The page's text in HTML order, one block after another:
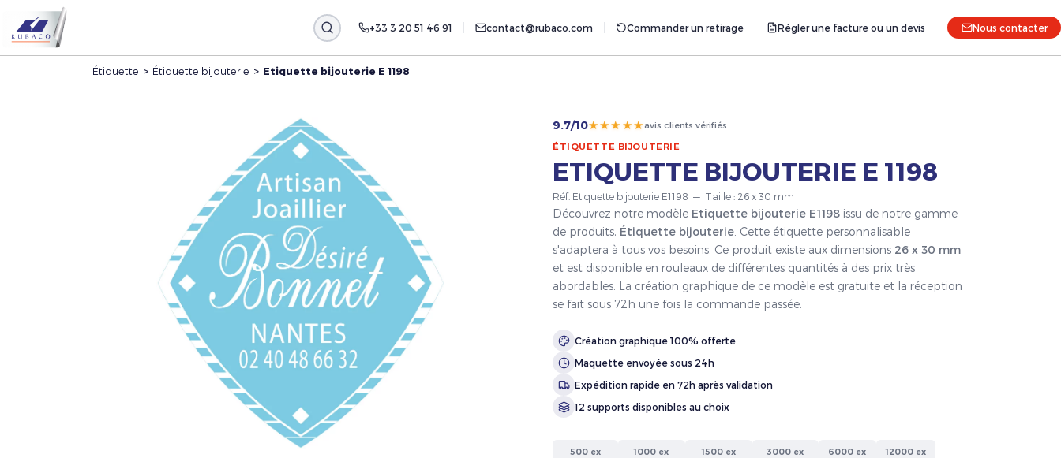
+33 3 20 51 46 91 contact@rubaco.com Commander un retirage Régler une facture ou un devis Nous contacter
Étiquette > Étiquette bijouterie > Etiquette bijouterie E 1198
9.7/10★★★★★avis clients vérifiés
ÉTIQUETTE BIJOUTERIE
ETIQUETTE BIJOUTERIE E 1198
Réf. Etiquette bijouterie E1198 — Taille : 26 x 30 mm
Découvrez notre modèle Etiquette bijouterie E1198 issu de notre gamme
de produits, Étiquette bijouterie . Cette étiquette personnalisable
s'adaptera à tous vos besoins. Ce produit existe aux dimensions 26 x 30 mm
et est disponible en rouleaux de différentes quantités à des prix très
abordables. La création graphique de ce modèle est gratuite et la réception
se fait sous 72h une fois la commande passée.
Création graphique 100% offerte
Maquette envoyée sous 24h
Expédition rapide en 72h après validation
12 supports disponibles au choix
500 ex 1000 ex 1500 ex 3000 ex 6000 ex 12000 ex